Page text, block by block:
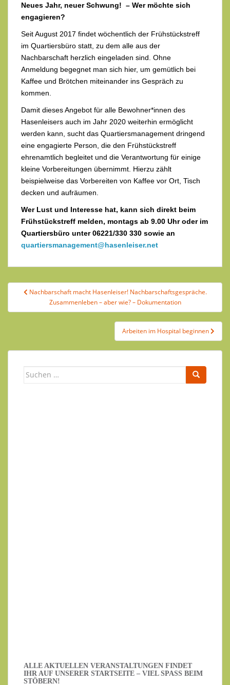
Neues Jahr, neuer Schwung! – Wer möchte sich
engagieren?
Seit August 2017 findet wöchentlich der Frühstückstreff
im Quartiersbüro statt, zu dem alle aus der
Nachbarschaft herzlich eingeladen sind. Ohne
Anmeldung begegnet man sich hier, um gemütlich bei
Kaffee und Brötchen miteinander ins Gespräch zu
kommen.
Damit dieses Angebot für alle Bewohner*innen des
Hasenleisers auch im Jahr 2020 weiterhin ermöglicht
werden kann, sucht das Quartiersmanagement dringend
eine engagierte Person, die den Frühstückstreff
ehrenamtlich begleitet und die Verantwortung für einige
kleine Vorbereitungen übernimmt. Hierzu zählt
beispielweise das Vorbereiten von Kaffee vor Ort, Tisch
decken und aufräumen.
Wer Lust und Interesse hat, kann sich direkt beim
Frühstückstreff melden, montags ab 9.00 Uhr oder im
Quartiersbüro unter 06221/330 330 sowie an
quartiersmanagement@hasenleiser.net
Beitragsnavigation
Nachbarschaft macht Hasenleiser! Nachbarschaftsgespräche.
Zusammenleben – aber wie? – Dokumentation
Arbeiten im Hospital beginnen
Suchen
ALLE AKTUELLEN VERANSTALTUNGEN FINDET
IHR AUF UNSERER STARTSEITE – VIEL SPASS BEIM S
TÖBERN!